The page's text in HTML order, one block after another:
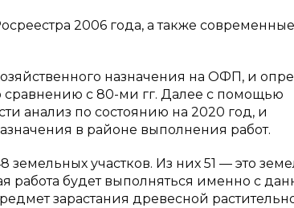
2006 года, а также современные
назначения на ОФП, и
сравнению с 80-ми гг. Далее с помощью
анализ по состоянию на 2020 год, и
в районе выполнения работ.
участков. Из них 51 — это
работа будет выполняться именно с
зарастания древесной